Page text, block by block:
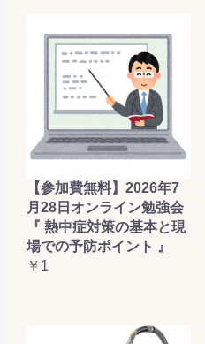
【参加費無料】2026年7
月28日オンライン勉強会
『 熱中症対策の基本と現
場での予防ポイント 』
￥1